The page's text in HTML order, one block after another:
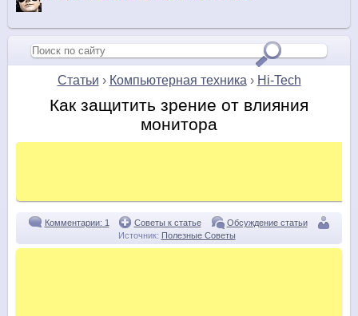
Статьи › Компьютерная техника › Hi-Tech
Как защитить зрение от влияния
монитора
Комментарии: 1 Советы к статье
Обсуждение статьи
Источник: Полезные Советы